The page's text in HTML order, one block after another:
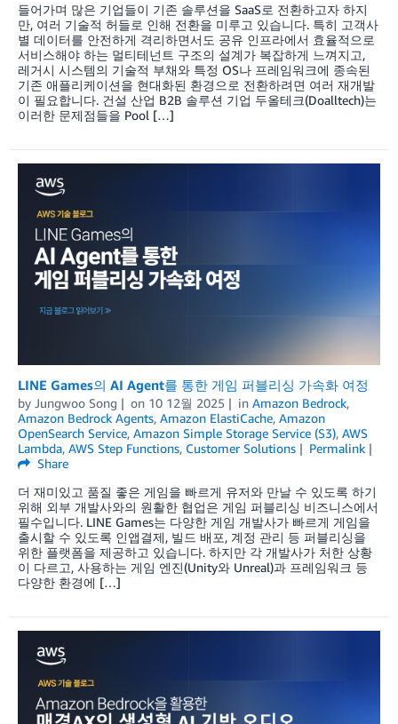
들어가며 많은 기업들이 기존 솔루션을 SaaS로 전환하고자 하지
만, 여러 기술적 허들로 인해 전환을 미루고 있습니다. 특히 고객사
별 데이터를 안전하게 격리하면서도 공유 인프라에서 효율적으로
서비스해야 하는 멀티테넌트 구조의 설계가 복잡하게 느껴지고,
레거시 시스템의 기술적 부채와 특정 OS나 프레임워크에 종속된
기존 애플리케이션을 현대화된 환경으로 전환하려면 여러 재개발
이 필요합니다. 건설 산업 B2B 솔루션 기업 두올테크(Doalltech)는
이러한 문제점들을 Pool […]
LINE Games의 AI Agent를 통한 게임 퍼블리싱 가속화 여정
by Jungwoo Song on 10 12월 2025 in Amazon Bedrock,
Amazon Bedrock Agents, Amazon ElastiCache, Amazon
OpenSearch Service, Amazon Simple Storage Service (S3), AWS
Lambda, AWS Step Functions, Customer Solutions
Permalink
Share
더 재미있고 품질 좋은 게임을 빠르게 유저와 만날 수 있도록 하기
위해 외부 개발사와의 원활한 협업은 게임 퍼블리싱 비즈니스에서
필수입니다. LINE Games는 다양한 게임 개발사가 빠르게 게임을
출시할 수 있도록 인앱결제, 빌드 배포, 계정 관리 등 퍼블리싱을
위한 플랫폼을 제공하고 있습니다. 하지만 각 개발사가 처한 상황
이 다르고, 사용하는 게임 엔진(Unity와 Unreal)과 프레임워크 등
다양한 환경에 […]